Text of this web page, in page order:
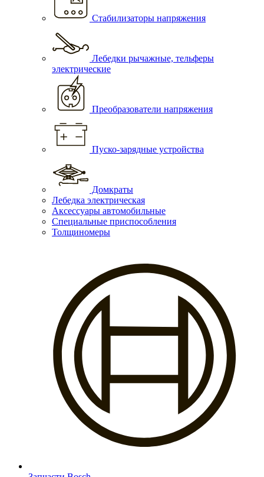
Стабилизаторы напряжения
Лебедки рычажные, тельферы
электрические
Преобразователи напряжения
Пуско-зарядные устройства
Домкраты
Лебедка электрическая
Аксессуары автомобильные
Специальные приспособления
Толщиномеры